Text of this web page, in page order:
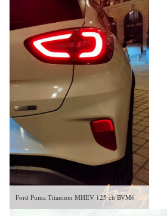
Ford Puma Titanium MHEV 125 ch BVM6